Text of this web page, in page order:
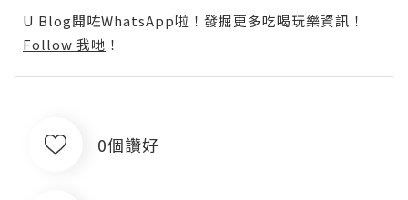
U Blog開咗WhatsApp啦！發掘更多吃喝玩樂資訊！
Follow 我哋 ！
0個讚好